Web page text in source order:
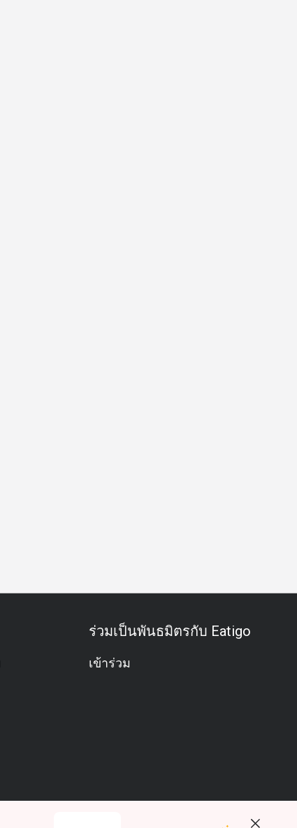
ร่วมเป็นพันธมิตรกับ Eatigo
เข้าร่วม